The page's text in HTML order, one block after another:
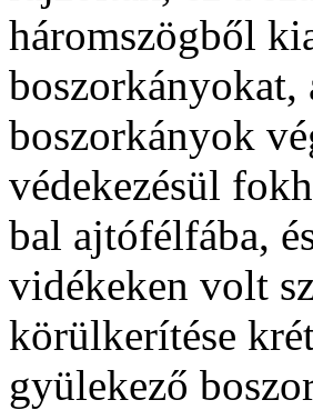
háromszögből
boszorkányokat,
boszorkányok
védekezésül
bal ajtófélfába,
vidékeken volt
körülkerítése
gyülekező